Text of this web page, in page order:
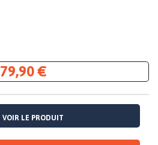
79,90 €
VOIR LE PRODUIT